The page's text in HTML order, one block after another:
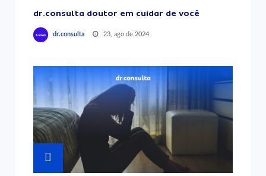
dr.consulta doutor em cuidar de você
dr.consulta 23, ago de 2024